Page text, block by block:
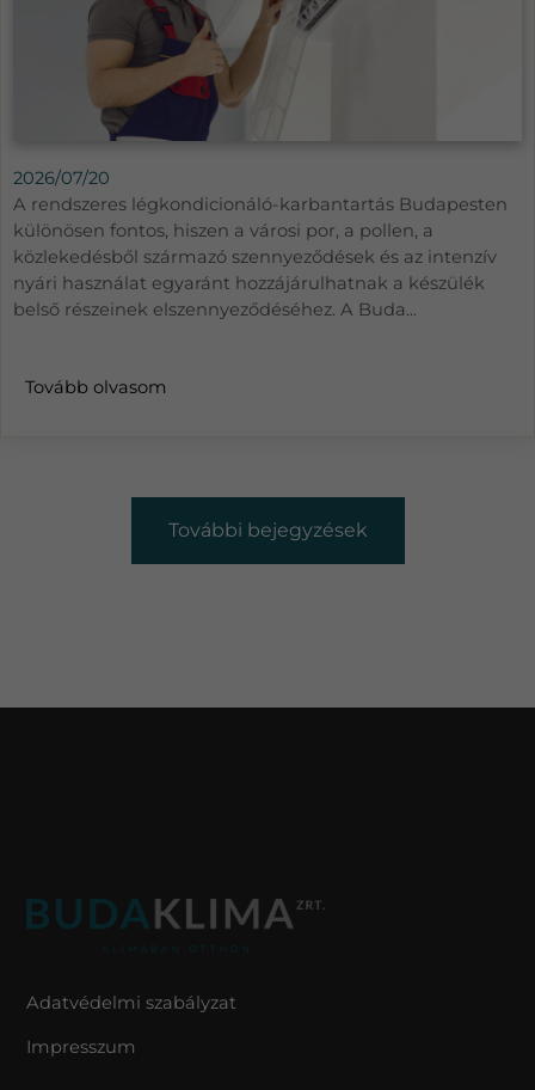
2026/07/20
A rendszeres légkondicionáló-karbantartás Budapesten
különösen fontos, hiszen a városi por, a pollen, a
közlekedésből származó szennyeződések és az intenzív
nyári használat egyaránt hozzájárulhatnak a készülék
belső részeinek elszennyeződéséhez. A Buda...
Tovább olvasom
További bejegyzések
Adatvédelmi szabályzat
Impresszum